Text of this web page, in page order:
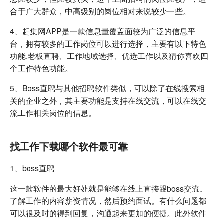
合于广大群众，中高级别的岗位相对来说较少一些。
4、赶集网APP是一款信息量覆盖面较为广泛的信息平
台，拥有较多的工作岗位可以进行选择，主要有以下特色
功能:老板直聘、工作地域选择、优选工作以及猜你喜欢四
个工作特色功能。
5、Boss直聘与其他招聘软件类似，可以除了在线搜索相
关的企业之外，其主要功能是支持在线交流，可以在线交
流工作相关岗位的信息。
找工作下载哪个软件最可靠
1、boss直聘
这一款软件的最大好处就是能够在线上直接跟boss交流。
了解工作的内容薪资情况，然后预约面试。有什么问题都
可以很及时的得到回复，沟通起来更加的便捷。此外软件